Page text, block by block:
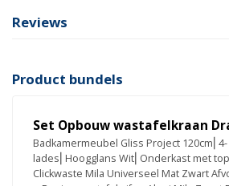
Reviews
Product bundels
Set Opbouw wastafelkraan
Badkamermeubel Gliss Project 120cm⎢4-
lades⎢Hoogglans Wit⎢Onderkast met
Clickwaste Mila Universeel Mat Zwart